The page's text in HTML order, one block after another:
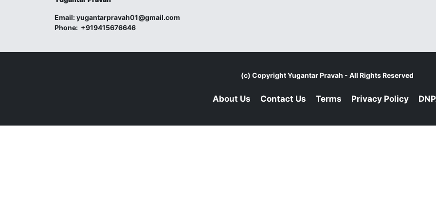
Email:yugantarpravah01@gmail.com
Phone: +919415676646
(c) CopyrightYugantar Pravah - All Rights Reserved
About Us Contact Us Terms Privacy Policy